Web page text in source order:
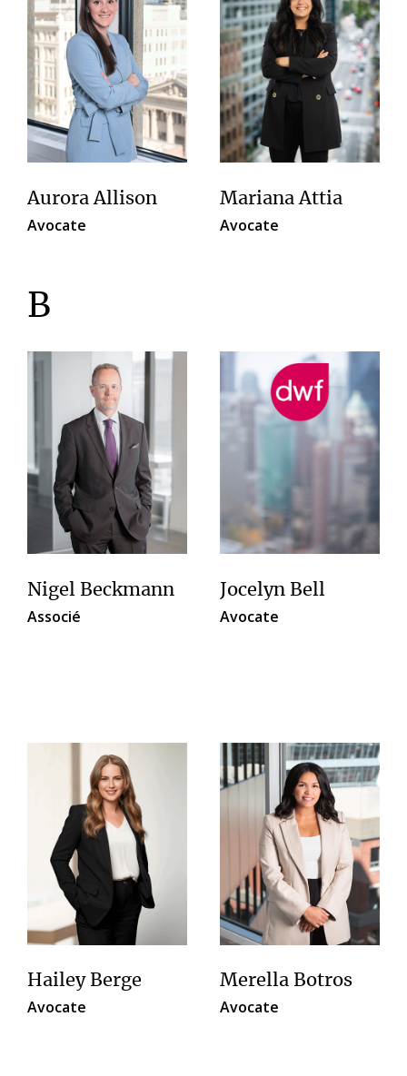
Aurora Allison
Avocate
Mariana Attia
Avocate
B
Nigel Beckmann
Associé
Jocelyn Bell
Avocate
Hailey Berge
Avocate
Merella Botros
Avocate